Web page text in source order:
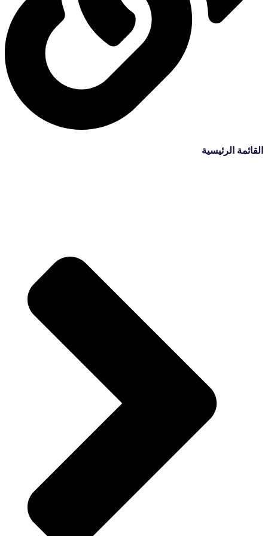
القائمة الرئيسية